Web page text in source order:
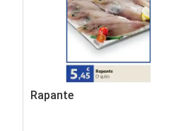
Rapante